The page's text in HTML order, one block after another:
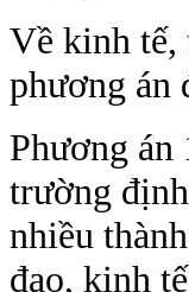
Về kinh tế,
phương án
Phương
trường
nhiều
đạo, kinh